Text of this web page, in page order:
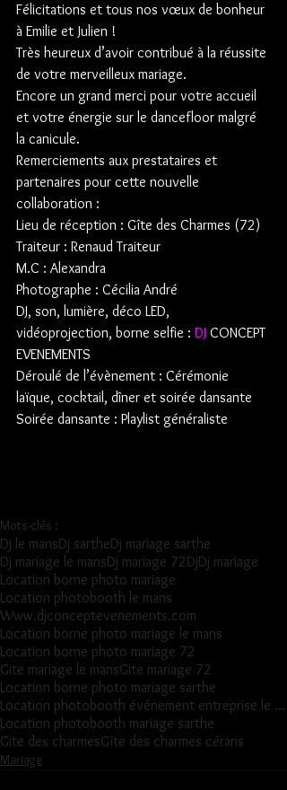
Félicitations et tous nos vœux de bonheur
à Emilie et Julien !
Très heureux d’avoir contribué à la réussite
de votre merveilleux mariage.
Encore un grand merci pour votre accueil
et votre énergie sur le dancefloor malgré
la canicule.
Remerciements aux prestataires et
partenaires pour cette nouvelle
collaboration :
Lieu de réception : Gîte des Charmes (72)
Traiteur : Renaud Traiteur
M.C : Alexandra
Photographe : Cécilia André
DJ, son, lumière, déco LED,
vidéoprojection, borne selfie : DJ CONCEPT
EVENEMENTS
Déroulé de l’évènement : Cérémonie
laïque, cocktail, dîner et soirée dansante
Soirée dansante : Playlist généraliste
Mots-clés :
Dj le mansDj sartheDj mariage sarthe
Dj mariage le mansDj mariage 72DjDj mariage
Location borne photo mariage
Location photobooth le mans
Www.djconceptevenements.com
Location borne photo mariage le mans
Location borne photo mariage 72
Gite mariage le mansGite mariage 72
Location borne photo mariage sarthe
Location photobooth événement entreprise le mans
Location photobooth mariage sarthe
Gite des charmesGîte des charmes cérans
Mariage